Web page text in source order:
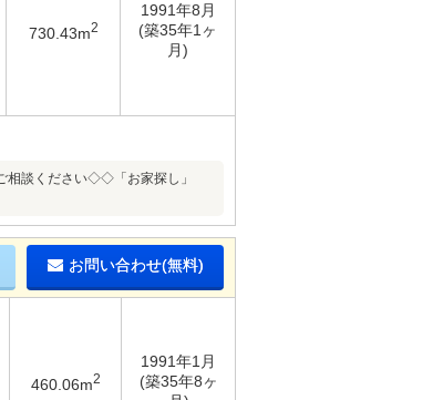
730.43m2
1991年8月
(築35年1ヶ
月)
相談ください◇◇「お家探し」
お問い合わせ(無料)
460.06m2
1991年1月
(築35年8ヶ